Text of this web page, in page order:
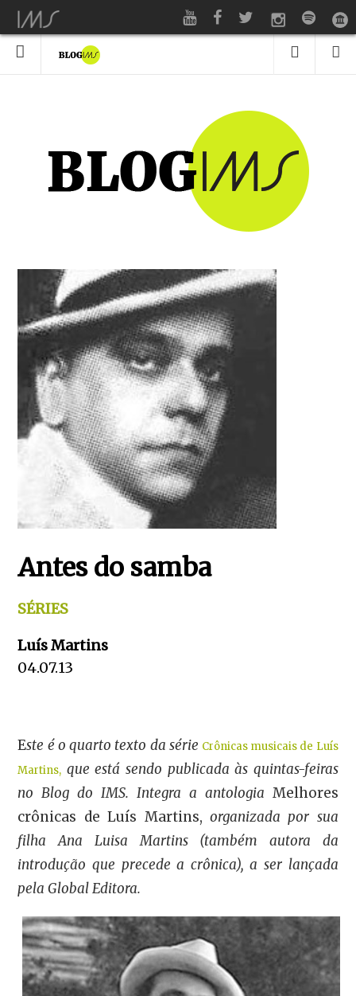
Antes do samba
SÉRIES
Luís Martins
04.07.13
Este é o quarto texto da série Crônicas musicais de Luís
Martins, que está sendo publicada às quintas-feiras
no Blog do IMS. Integra a antologia Melhores
crônicas de Luís Martins, organizada por sua
filha Ana Luisa Martins (também autora da
introdução que precede a crônica), a ser lançada
pela Global Editora.